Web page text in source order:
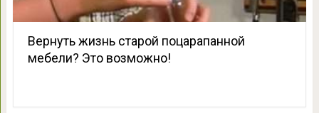
Вернуть жизнь старой поцарапанной
мебели? Это возможно!